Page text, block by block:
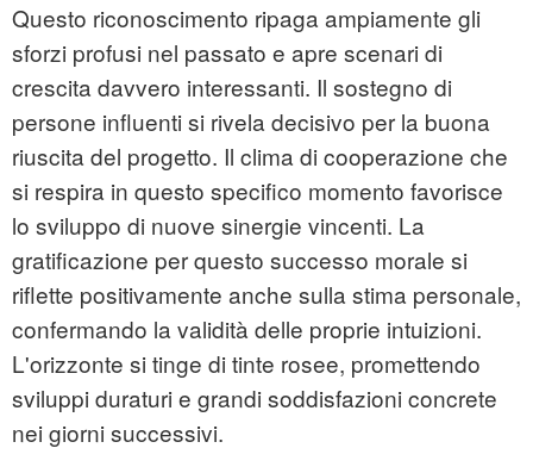
Questo riconoscimento ripaga ampiamente gli
sforzi profusi nel passato e apre scenari di
crescita davvero interessanti. Il sostegno di
persone influenti si rivela decisivo per la buona
riuscita del progetto. Il clima di cooperazione che
si respira in questo specifico momento favorisce
lo sviluppo di nuove sinergie vincenti. La
gratificazione per questo successo morale si
riflette positivamente anche sulla stima personale,
confermando la validità delle proprie intuizioni.
L'orizzonte si tinge di tinte rosee, promettendo
sviluppi duraturi e grandi soddisfazioni concrete
nei giorni successivi.